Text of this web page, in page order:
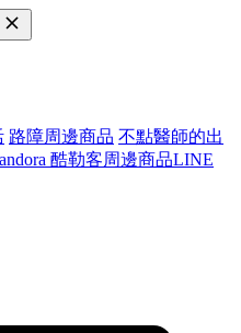
路障周邊商品 不點醫師的出
酷勒客周邊商品LINE